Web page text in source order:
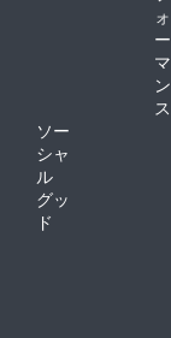
ォ
ー
マ
ン
ス
ソー
シャ
ル
グッ
ド